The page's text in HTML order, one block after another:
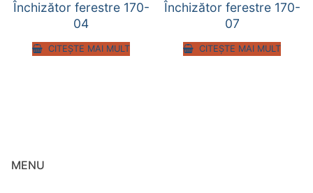
Închizător ferestre 170-
04
CITEȘTE MAI MULT
Închizător ferestre 170-
07
CITEȘTE MAI MULT
MENU